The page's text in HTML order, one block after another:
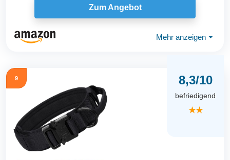
Zum Angebot
Mehr anzeigen ⏷
9 8,3/10
befriedigend
★★